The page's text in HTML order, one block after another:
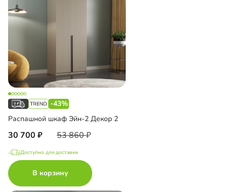
-43%
Распашной шкаф Эйн-2 Декор 2
30 700 53 860
Доступно для доставки
В корзину